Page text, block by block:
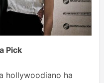
Pick
hollywoodiano ha